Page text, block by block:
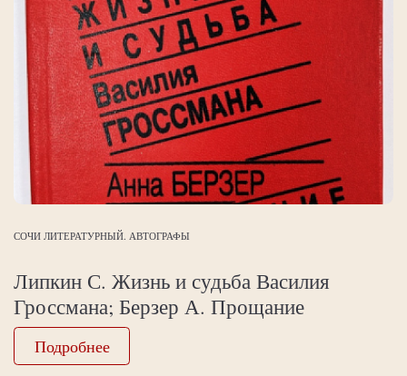
СОЧИ ЛИТЕРАТУРНЫЙ. АВТОГРАФЫ
Липкин С. Жизнь и судьба Василия
Гроссмана; Берзер А. Прощание
Подробнее